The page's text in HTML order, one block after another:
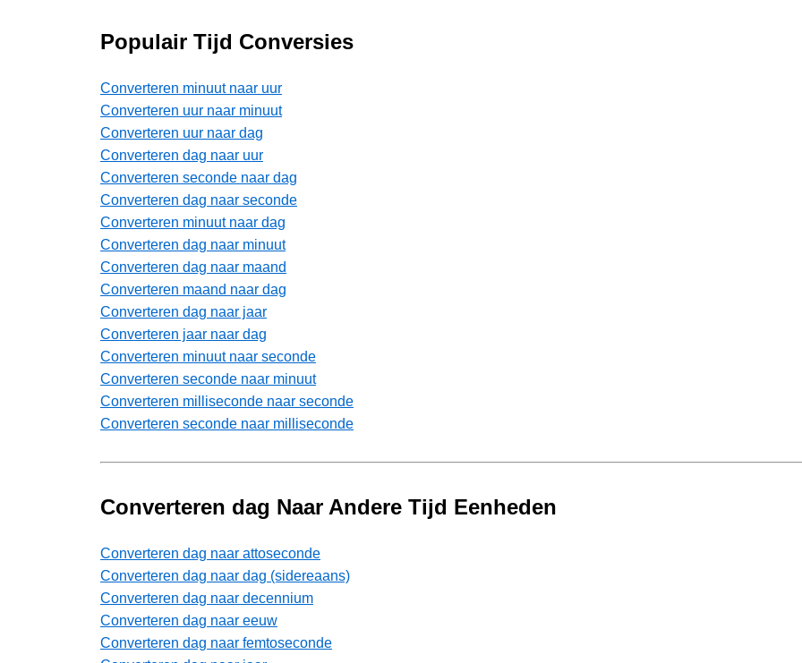
Populair Tijd Conversies
Converteren minuut naar uur
Converteren uur naar minuut
Converteren uur naar dag
Converteren dag naar uur
Converteren seconde naar dag
Converteren dag naar seconde
Converteren minuut naar dag
Converteren dag naar minuut
Converteren dag naar maand
Converteren maand naar dag
Converteren dag naar jaar
Converteren jaar naar dag
Converteren minuut naar seconde
Converteren seconde naar minuut
Converteren milliseconde naar seconde
Converteren seconde naar milliseconde
Converteren dag Naar Andere Tijd Eenheden
Converteren dag naar attoseconde
Converteren dag naar dag (sidereaans)
Converteren dag naar decennium
Converteren dag naar eeuw
Converteren dag naar femtoseconde